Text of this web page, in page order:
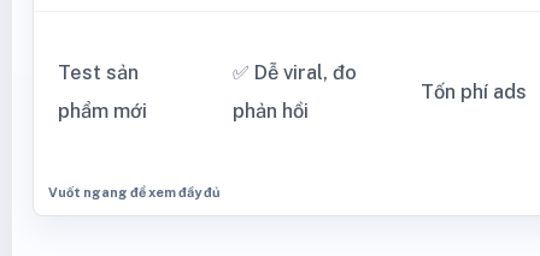
Test sản
phẩm mới
✅ Dễ viral, đo
phản hồi
Tốn phí ads